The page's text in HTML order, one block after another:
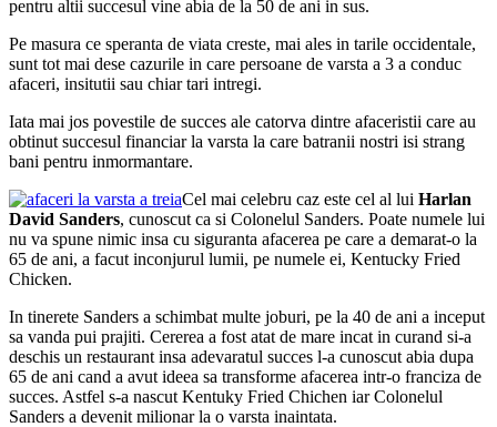
pentru altii succesul vine abia de la 50 de ani in sus.
Pe masura ce speranta de viata creste, mai ales in tarile occidentale,
sunt tot mai dese cazurile in care persoane de varsta a 3 a conduc
afaceri, insitutii sau chiar tari intregi.
Iata mai jos povestile de succes ale catorva dintre afaceristii care au
obtinut succesul financiar la varsta la care batranii nostri isi strang
bani pentru inmormantare.
Cel mai celebru caz este cel al lui Harlan
David Sanders, cunoscut ca si Colonelul Sanders. Poate numele lui
nu va spune nimic insa cu siguranta afacerea pe care a demarat-o la
65 de ani, a facut inconjurul lumii, pe numele ei, Kentucky Fried
Chicken.
In tinerete Sanders a schimbat multe joburi, pe la 40 de ani a inceput
sa vanda pui prajiti. Cererea a fost atat de mare incat in curand si-a
deschis un restaurant insa adevaratul succes l-a cunoscut abia dupa
65 de ani cand a avut ideea sa transforme afacerea intr-o franciza de
succes. Astfel s-a nascut Kentuky Fried Chichen iar Colonelul
Sanders a devenit milionar la o varsta inaintata.